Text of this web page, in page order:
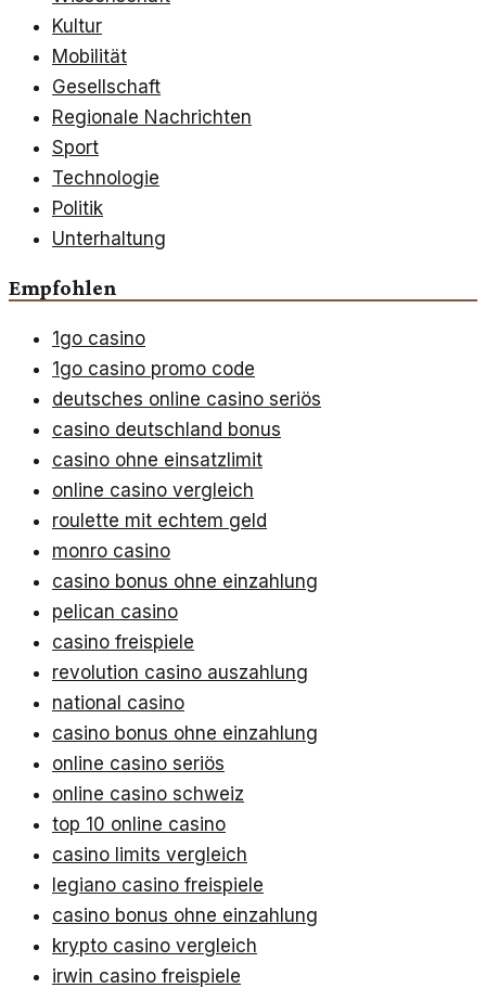
Kultur
Mobilität
Gesellschaft
Regionale Nachrichten
Sport
Technologie
Politik
Unterhaltung
Empfohlen
1go casino
1go casino promo code
deutsches online casino seriös
casino deutschland bonus
casino ohne einsatzlimit
online casino vergleich
roulette mit echtem geld
monro casino
casino bonus ohne einzahlung
pelican casino
casino freispiele
revolution casino auszahlung
national casino
casino bonus ohne einzahlung
online casino seriös
online casino schweiz
top 10 online casino
casino limits vergleich
legiano casino freispiele
casino bonus ohne einzahlung
krypto casino vergleich
irwin casino freispiele